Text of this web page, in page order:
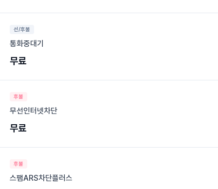
선/후불
통화중대기
무료
후불
무선인터넷차단
무료
후불
스팸ARS차단플러스